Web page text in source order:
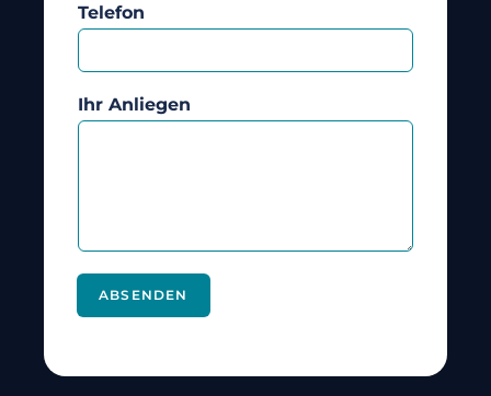
Telefon
Ihr Anliegen
ABSENDEN